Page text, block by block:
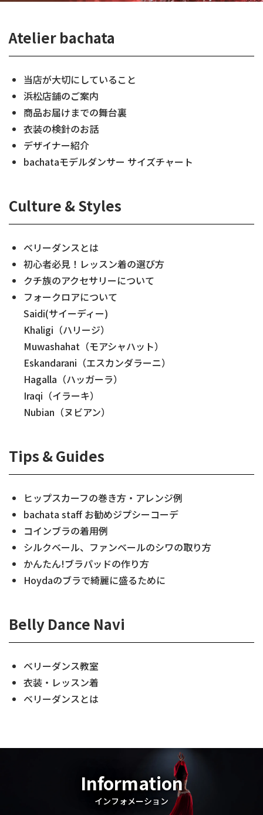
Atelier bachata
当店が大切にしていること
浜松店舗のご案内
商品お届けまでの舞台裏
衣装の検針のお話
デザイナー紹介
bachataモデルダンサー サイズチャート
Culture & Styles
ベリーダンスとは
初心者必見！レッスン着の選び方
クチ族のアクセサリーについて
フォークロアについて
Saidi(サイーディー)
Khaligi（ハリージ）
Muwashahat（モアシャハット）
Eskandarani（エスカンダラーニ）
Hagalla（ハッガーラ）
Iraqi（イラーキ）
Nubian（ヌビアン）
Tips & Guides
ヒップスカーフの巻き方・アレンジ例
bachata staff お勧めジプシーコーデ
コインブラの着用例
シルクベール、ファンベールのシワの取り方
かんたん!ブラパッドの作り方
Hoydaのブラで綺麗に盛るために
Belly Dance Navi
ベリーダンス教室
衣装・レッスン着
ベリーダンスとは
Information
インフォメーション